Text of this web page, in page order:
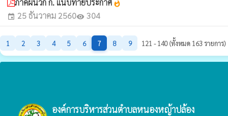
ภาคผนวก ก. แนบท้ายประกาศ whatshot
event 25 ธันวาคม 2560visibility 304
1 2 3 4 5 6 7 8 9 121 - 140 (ทั้งหมด 163 รายการ)
องค์การบริหารส่วนตำบลหนองหญ้าปล้อง